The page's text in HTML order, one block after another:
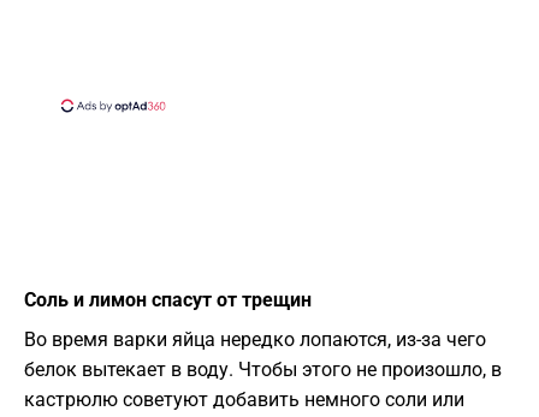
Соль и лимон спасут от трещин
Во время варки яйца нередко лопаются, из-за чего
белок вытекает в воду. Чтобы этого не произошло, в
кастрюлю советуют добавить немного соли или